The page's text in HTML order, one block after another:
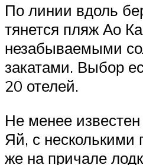
По линии вдоль
тянется пляж Ао
незабываемыми
закатами. Выбор
20 отелей.
Не менее
Яй, с несколькими
же на причале